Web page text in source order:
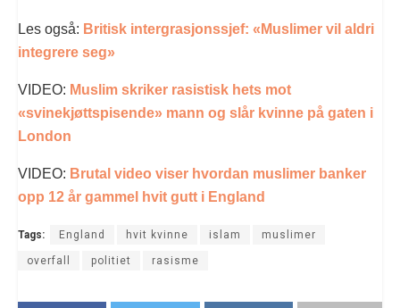
Les også: Britisk intergrasjonssjef: «Muslimer vil aldri
integrere seg»
VIDEO: Muslim skriker rasistisk hets mot
«svinekjøttspisende» mann og slår kvinne på gaten i
London
VIDEO: Brutal video viser hvordan muslimer banker
opp 12 år gammel hvit gutt i England
Tags: England hvit kvinne islam muslimer
overfall politiet rasisme